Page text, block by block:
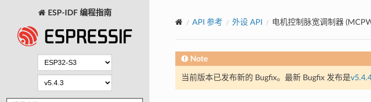
ESP-IDF 编程指南
API 参考 外设 API 电机控制脉宽调制器
Note
当前版本已发布新的 Bugfix。最新 Bugfix 发布是